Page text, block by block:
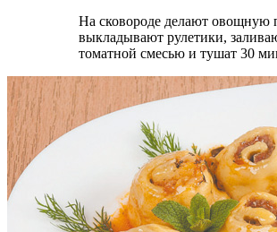
На сковороде делают овощную
выкладывают рулетики,
томатной смесью и тушат 30